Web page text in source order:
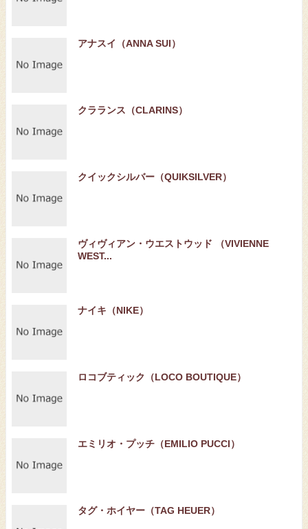
アナスイ（ANNA SUI）
クラランス（CLARINS）
クイックシルバー（QUIKSILVER）
ヴィヴィアン・ウエストウッド （VIVIENNE
WEST...
ナイキ（NIKE）
ロコブティック（LOCO BOUTIQUE）
エミリオ・プッチ（EMILIO PUCCI）
タグ・ホイヤー（TAG HEUER）